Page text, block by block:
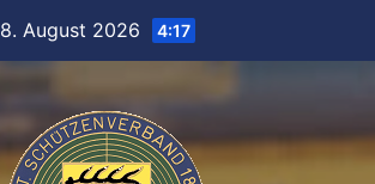
8. August 2026 4:17